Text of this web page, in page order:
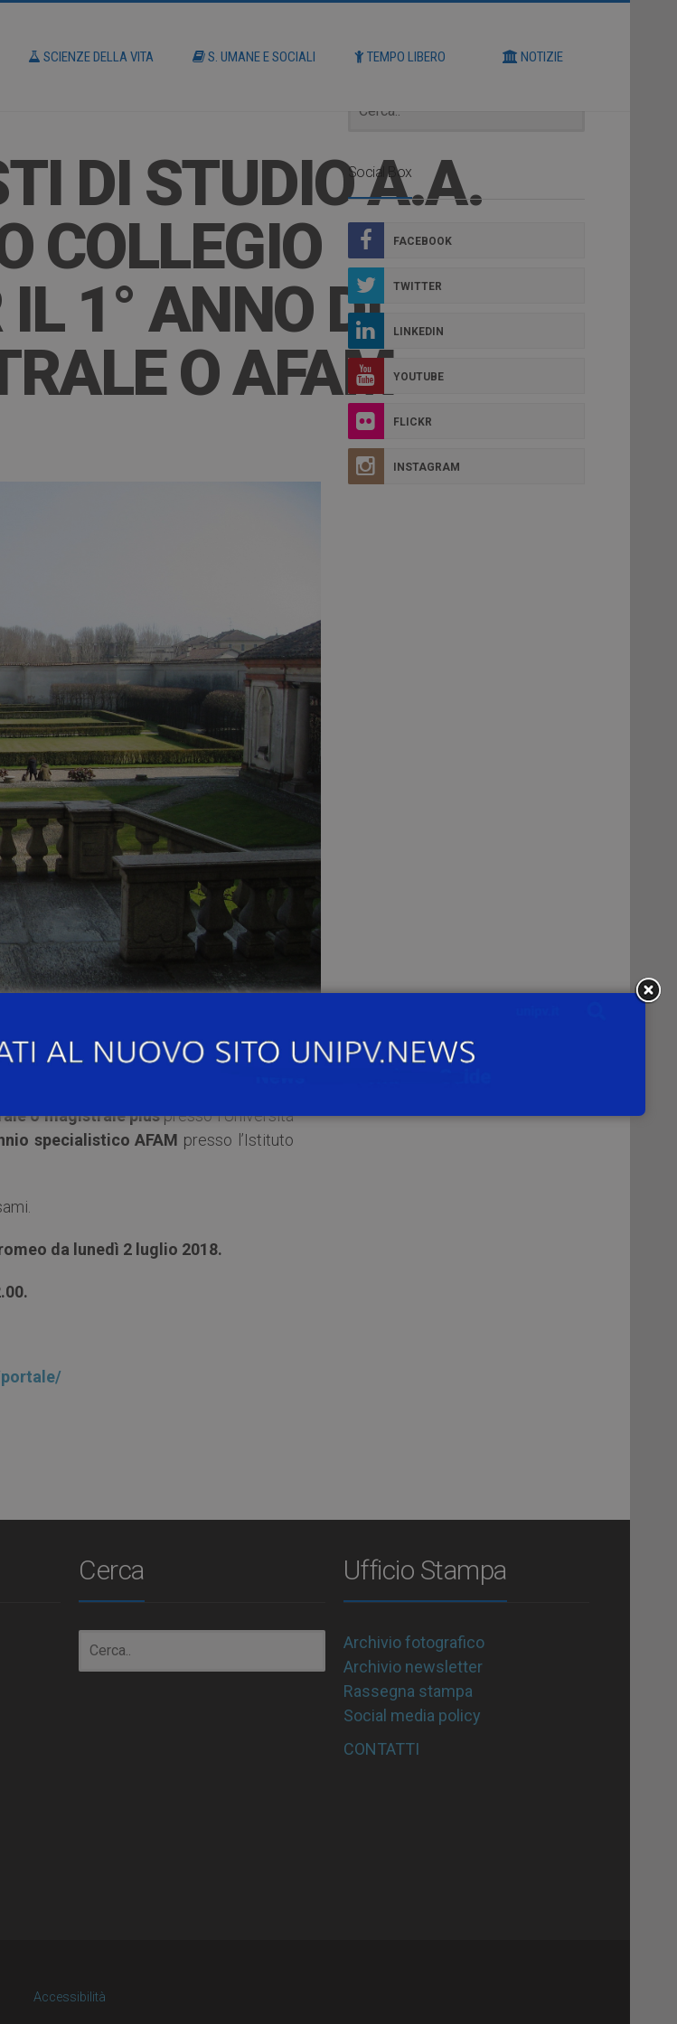
SCIENZE DELLA VITA S. UMANE E SOCIALI TEMPO LIBERO NOTIZIE
DI STUDIO A.A.
COLLEGIO
1° ANNO DI
O AFAM
ha bandito
o magistrale pluspresso l’Università
specialistico AFAM presso l’Istituto
da lunedì 2 luglio 2018.
Social Box
FACEBOOK
TWITTER
LINKEDIN
YOUTUBE
FLICKR
INSTAGRAM
Cerca Ufficio Stampa
Archivio fotografico
Archivio newsletter
Rassegna stampa
Social media policy
CONTATTI
Accessibilità